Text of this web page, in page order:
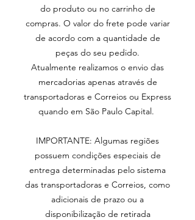
do produto ou no carrinho de
compras. O valor do frete pode variar
de acordo com a quantidade de
peças do seu pedido.
Atualmente realizamos o envio das
mercadorias apenas através de
transportadoras e Correios ou Express
quando em São Paulo Capital.
IMPORTANTE: Algumas regiões
possuem condições especiais de
entrega determinadas pelo sistema
das transportadoras e Correios, como
adicionais de prazo ou a
disponibilização de retirada